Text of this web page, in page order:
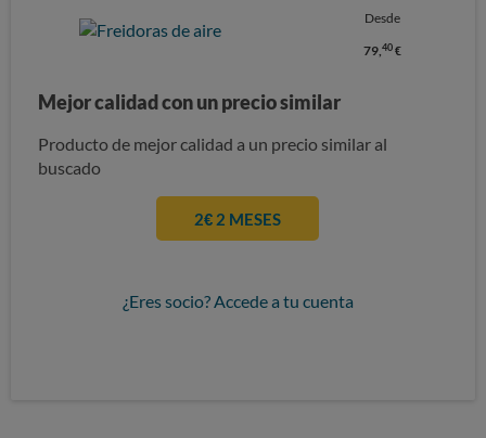
Desde
79,40€
Mejor calidad con un precio similar
Producto de mejor calidad a un precio similar al
buscado
2€ 2 MESES
¿Eres socio? Accede a tu cuenta